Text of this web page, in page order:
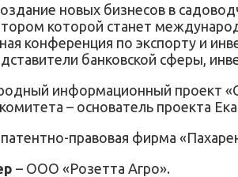
новых бизнесов в
которой станет
конференция по экспорту и
банковской сферы,
информационный проект
– основатель проекта
правовая фирма
– ООО «Розетта Агро».